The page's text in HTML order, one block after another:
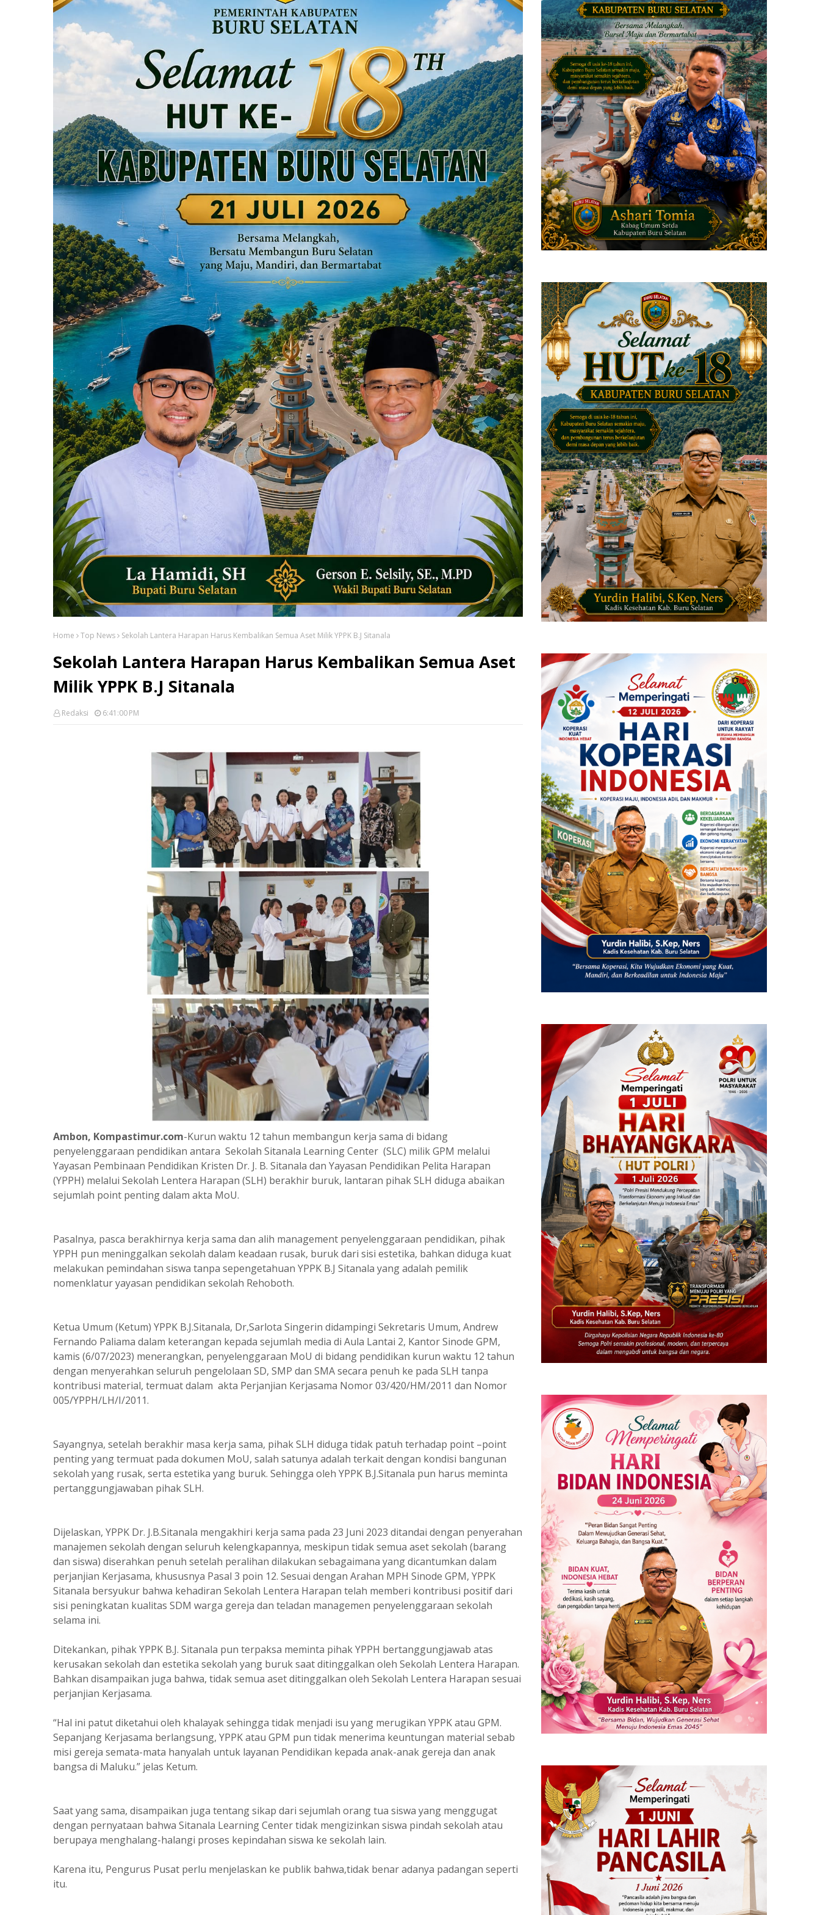
Home Top News Sekolah Lantera Harapan Harus Kembalikan Semua Aset Milik YPPK B.J Sitanala
Sekolah Lantera Harapan Harus Kembalikan Semua Aset
Milik YPPK B.J Sitanala
Redaksi 6:41:00 PM
Ambon, Kompastimur.com-Kurun waktu 12 tahun membangun kerja sama di bidang
penyelenggaraan pendidikan antara Sekolah Sitanala Learning Center (SLC) milik GPM melalui
Yayasan Pembinaan Pendidikan Kristen Dr. J. B. Sitanala dan Yayasan Pendidikan Pelita Harapan
(YPPH) melalui Sekolah Lentera Harapan (SLH) berakhir buruk, lantaran pihak SLH diduga abaikan
sejumlah point penting dalam akta MoU.
Pasalnya, pasca berakhirnya kerja sama dan alih management penyelenggaraan pendidikan, pihak
YPPH pun meninggalkan sekolah dalam keadaan rusak, buruk dari sisi estetika, bahkan diduga kuat
melakukan pemindahan siswa tanpa sepengetahuan YPPK B.J Sitanala yang adalah pemilik
nomenklatur yayasan pendidikan sekolah Rehoboth.
Ketua Umum (Ketum) YPPK B.J.Sitanala, Dr,Sarlota Singerin didampingi Sekretaris Umum, Andrew
Fernando Paliama dalam keterangan kepada sejumlah media di Aula Lantai 2, Kantor Sinode GPM,
kamis (6/07/2023) menerangkan, penyelenggaraan MoU di bidang pendidikan kurun waktu 12 tahun
dengan menyerahkan seluruh pengelolaan SD, SMP dan SMA secara penuh ke pada SLH tanpa
kontribusi material, termuat dalam akta Perjanjian Kerjasama Nomor 03/420/HM/2011 dan Nomor
005/YPPH/LH/I/2011.
Sayangnya, setelah berakhir masa kerja sama, pihak SLH diduga tidak patuh terhadap point –point
penting yang termuat pada dokumen MoU, salah satunya adalah terkait dengan kondisi bangunan
sekolah yang rusak, serta estetika yang buruk. Sehingga oleh YPPK B.J.Sitanala pun harus meminta
pertanggungjawaban pihak SLH.
Dijelaskan, YPPK Dr. J.B.Sitanala mengakhiri kerja sama pada 23 Juni 2023 ditandai dengan penyerahan
manajemen sekolah dengan seluruh kelengkapannya, meskipun tidak semua aset sekolah (barang
dan siswa) diserahkan penuh setelah peralihan dilakukan sebagaimana yang dicantumkan dalam
perjanjian Kerjasama, khususnya Pasal 3 poin 12. Sesuai dengan Arahan MPH Sinode GPM, YPPK
Sitanala bersyukur bahwa kehadiran Sekolah Lentera Harapan telah memberi kontribusi positif dari
sisi peningkatan kualitas SDM warga gereja dan teladan managemen penyelenggaraan sekolah
selama ini.
Ditekankan, pihak YPPK B.J. Sitanala pun terpaksa meminta pihak YPPH bertanggungjawab atas
kerusakan sekolah dan estetika sekolah yang buruk saat ditinggalkan oleh Sekolah Lentera Harapan.
Bahkan disampaikan juga bahwa, tidak semua aset ditinggalkan oleh Sekolah Lentera Harapan sesuai
perjanjian Kerjasama.
“Hal ini patut diketahui oleh khalayak sehingga tidak menjadi isu yang merugikan YPPK atau GPM.
Sepanjang Kerjasama berlangsung, YPPK atau GPM pun tidak menerima keuntungan material sebab
misi gereja semata-mata hanyalah untuk layanan Pendidikan kepada anak-anak gereja dan anak
bangsa di Maluku.” jelas Ketum.
Saat yang sama, disampaikan juga tentang sikap dari sejumlah orang tua siswa yang menggugat
dengan pernyataan bahwa Sitanala Learning Center tidak mengizinkan siswa pindah sekolah atau
berupaya menghalang-halangi proses kepindahan siswa ke sekolah lain.
Karena itu, Pengurus Pusat perlu menjelaskan ke publik bahwa,tidak benar adanya padangan seperti
itu.